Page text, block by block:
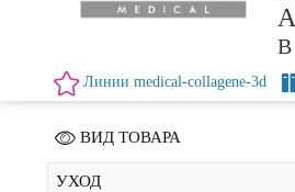
В
Линии medical-collagene-3d
ВИД ТОВАРА
УХОД